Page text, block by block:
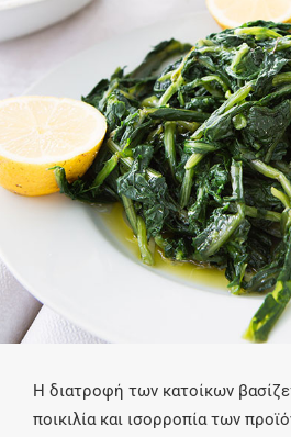
Η διατροφή των κατοίκων
ποικιλία και ισορροπία των